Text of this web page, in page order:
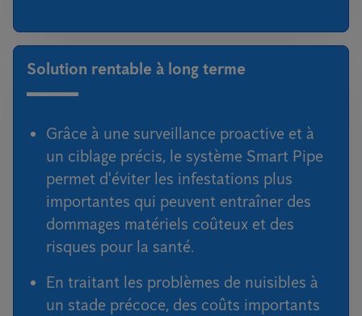
Solution rentable à long terme
Grâce à une surveillance proactive et à
un ciblage précis, le système Smart Pipe
permet d'éviter les infestations plus
importantes qui peuvent entraîner des
dommages matériels coûteux et des
risques pour la santé.
En traitant les problèmes de nuisibles à
un stade précoce, des coûts importants